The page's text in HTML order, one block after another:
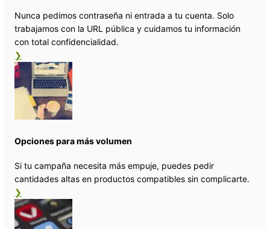
Nunca pedimos contraseña ni entrada a tu cuenta. Solo
trabajamos con la URL pública y cuidamos tu información
con total confidencialidad.
❯
Opciones para más volumen
Si tu campaña necesita más empuje, puedes pedir
cantidades altas en productos compatibles sin complicarte.
❯